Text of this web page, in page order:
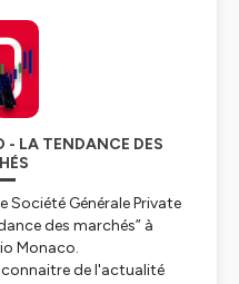
LA TENDANCE DES
Société Générale Private
des marchés” à
Monaco.
de l'actualité